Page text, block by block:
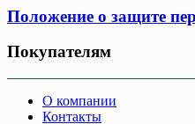
Положение о защите
Покупателям
О компании
Контакты